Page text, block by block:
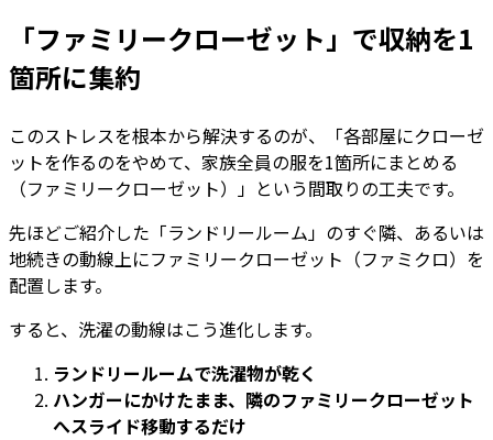
「ファミリークローゼット」で収納を1
箇所に集約
このストレスを根本から解決するのが、「各部屋にクローゼ
ットを作るのをやめて、家族全員の服を1箇所にまとめる
（ファミリークローゼット）」という間取りの工夫です。
先ほどご紹介した「ランドリールーム」のすぐ隣、あるいは
地続きの動線上にファミリークローゼット（ファミクロ）を
配置します。
すると、洗濯の動線はこう進化します。
ランドリールームで洗濯物が乾く
ハンガーにかけたまま、隣のファミリークローゼット
へスライド移動するだけ